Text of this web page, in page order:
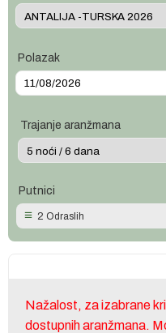
Polazak
Trajanje aranžmana
Putnici
2 Odraslih
Nažalost, za izabrane
dostupnih aranžmana.